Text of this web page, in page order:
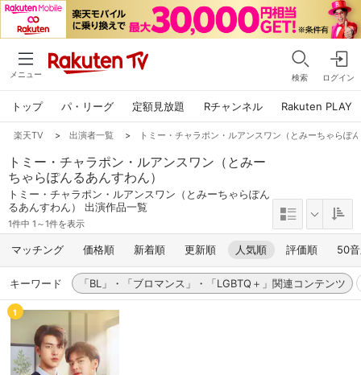
メニュー 検索 ログイン
トップ パ・リーグ 定額見放題 Rチャンネル Rakuten PLAY
楽天TV > 出演者一覧 > トミー・チャラポン・ルアンスワン（とみーちゃらぽ
トミー・チャラポン・ルアンスワン（とみー
ちゃらぽんるあんすわん）
トミー・チャラポン・ルアンスワン（とみーちゃらぽん
るあんすわん） 出演作品一覧
1件中 1～1件を表示
マッチング 価格順 新着順 更新順 人気順 評価順 50
キーワード 「BL」・「ブロマンス」・「LGBTQ＋」関連コンテンツ
1